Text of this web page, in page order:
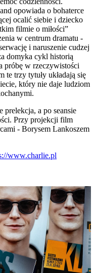
opowiada o bohaterce
ocalić siebie i dziecko
filmie o miłości”
w centrum dramatu -
i naruszenie cudzej
domyka cykl historią
próbę w rzeczywistości
te trzy tytuły układają się
który nie daje ludziom
prelekcja, a po seansie
Przy projekcji film
- Borysem Lankoszem
www.charlie.pl